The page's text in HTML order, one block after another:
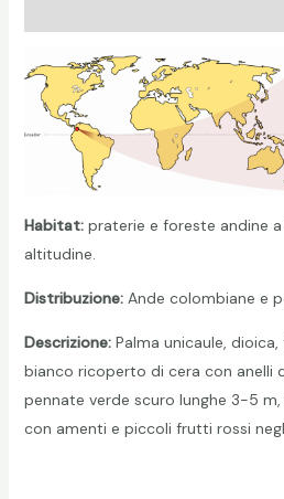
Habitat: praterie e foreste andine
altitudine.
Distribuzione: Ande colombiane e
Descrizione: Palma unicaule,
bianco ricoperto di cera con anelli
pennate verde scuro lunghe 3-5
con amenti e piccoli frutti rossi